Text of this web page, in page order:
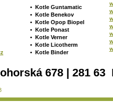
• Kotle Guntamatic
• Kotle Benekov
• Kotle Opop Biopel
• Kotle Ponast
• Kotle Verner
• Kotle Licotherm
• Kotle Binder
678 | 281